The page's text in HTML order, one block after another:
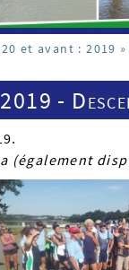
et avant : 2019 »
-
(également